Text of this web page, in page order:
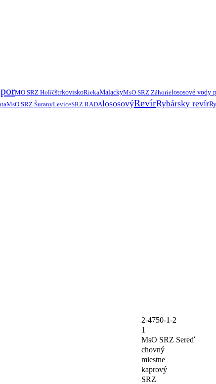
MO SRZ HolíčštrkoviskoRiekaMalackyMsO SRZ Záhorielososové vody
MsO SRZ ŠuranyLeviceSRZ RADAlososovýRevírRybársky revír
2-4750-1-2
1
MsO SRZ Sereď
chovný
miestne
kaprový
SRZ